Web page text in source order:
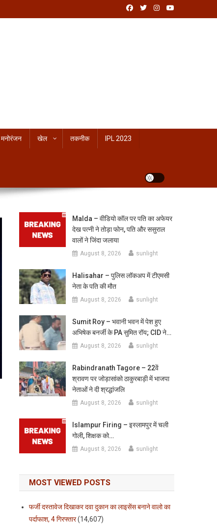
मनोरंजन खेल तकनीक IPL 2023
Malda – वीडियो कॉल पर पति का अफेयर
देख पत्नी ने तोड़ा फोन, पति और ससुराल
वालों ने जिंदा जलाया
August 8, 2026 sunlight
Halisahar – पुलिस लॉकअप में टीएमसी
नेता के पति की मौत
August 8, 2026 sunlight
Sumit Roy – भवानी भवन में पेश हुए
अभिषेक बनर्जी के PA सुमित रॉय; CID ने…
August 8, 2026 sunlight
Rabindranath Tagore – 22वें
श्रावण पर जोड़ासांको ठाकुरबाड़ी में भाजपा
नेताओं ने दी श्रद्धांजलि
August 8, 2026 sunlight
Islampur Firing – इस्लामपुर में चली
गोली, शिक्षक को…
August 8, 2026 sunlight
MOST VIEWED POSTS
फर्जी दस्तावेज दिखाकर दवा दुकान का लाइसेंस बनाने वालो का
पर्दाफाश, 4 गिरफ्तार(14,607)